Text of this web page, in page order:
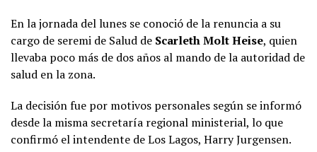
En la jornada del lunes se conoció de la renuncia a su
cargo de seremi de Salud de Scarleth Molt Heise, quien
llevaba poco más de dos años al mando de la autoridad de
salud en la zona.
La decisión fue por motivos personales según se informó
desde la misma secretaría regional ministerial, lo que
confirmó el intendente de Los Lagos, Harry Jurgensen.